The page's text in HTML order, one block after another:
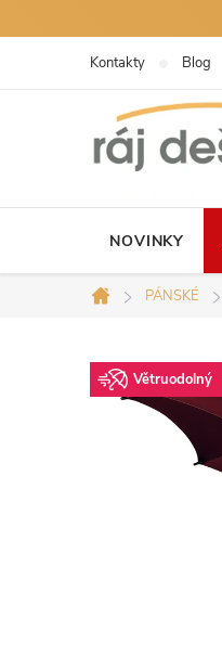
na
Kontakty Blog
NOVINKY
Domů
PÁNSKÉ
Větruodolný